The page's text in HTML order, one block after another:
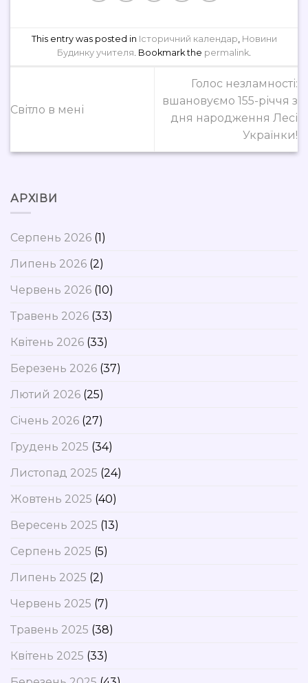
This entry was posted in Історичний календар, Новини
Будинку учителя. Bookmark the permalink.
Світло в мені
Голос незламності:
вшановуємо 155-річчя з
дня народження Лесі
Українки!
АРХІВИ
Серпень 2026 (1)
Липень 2026 (2)
Червень 2026 (10)
Травень 2026 (33)
Квітень 2026 (33)
Березень 2026 (37)
Лютий 2026 (25)
Січень 2026 (27)
Грудень 2025 (34)
Листопад 2025 (24)
Жовтень 2025 (40)
Вересень 2025 (13)
Серпень 2025 (5)
Липень 2025 (2)
Червень 2025 (7)
Травень 2025 (38)
Квітень 2025 (33)